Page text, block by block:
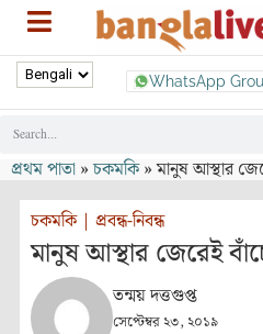
WhatsApp
প্রথম পাতা »চকমকি»মানুষ আস্থার
চকমকি| প্রবন্ধ-নিবন্ধ
মানুষ আস্থার জেরেই
তন্ময় দত্তগুপ্ত
সেপ্টেম্বর ২৩, ২০১৯